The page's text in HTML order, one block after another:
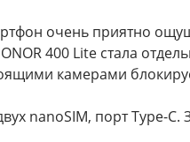
очень приятно
400 Lite стала
камерами
nanoSIM, порт Type-